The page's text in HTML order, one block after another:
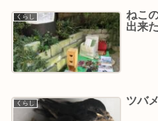
くらし
ねこ
出来
くらし ツバ